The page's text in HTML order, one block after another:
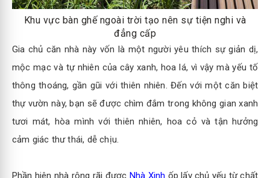
Khu vực bàn ghế ngoài trời tạo nên sự tiện nghi và
đẳng cấp
Gia chủ căn nhà này vốn là một người yêu thích sự giản dị,
mộc mạc và tự nhiên của cây xanh, hoa lá, vì vậy mà yếu tố
thông thoáng, gần gũi với thiên nhiên. Đến với một căn biệt
thự vườn này, bạn sẽ được chìm đắm trong không gian xanh
tươi mát, hòa mình với thiên nhiên, hoa cỏ và tận hưởng
cảm giác thư thái, dễ chịu.
Phần hiên nhà rộng rãi được Nhà Xinh ốp lấy chủ yếu từ chất